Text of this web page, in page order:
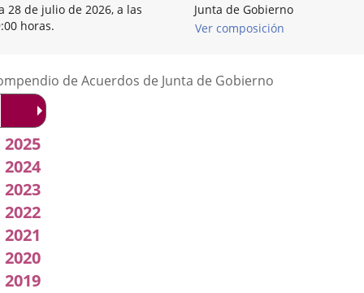
28 de julio de 2026, a las
horas.
Junta de Gobierno
Ver composición
de Acuerdos de Junta de Gobierno
2026
2025
2024
2023
2022
2021
2020
2019